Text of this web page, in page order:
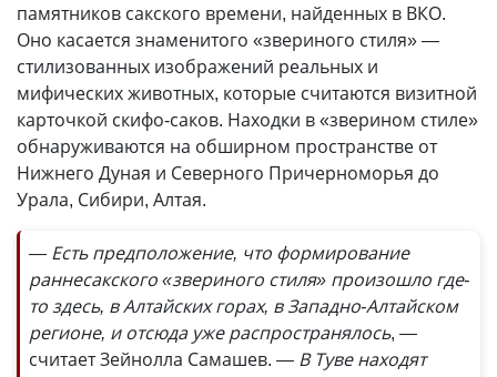
памятников сакского времени, найденных в ВКО.
Оно касается знаменитого «звериного стиля» —
стилизованных изображений реальных и
мифических животных, которые считаются визитной
карточкой скифо-саков. Находки в «зверином стиле»
обнаруживаются на обширном пространстве от
Нижнего Дуная и Северного Причерноморья до
Урала, Сибири, Алтая.
— Есть предположение, что формирование
раннесакского «звериного стиля» произошло где-
то здесь, в Алтайских горах, в Западно-Алтайском
регионе, и отсюда уже распространялось, —
считает Зейнолла Самашев. — В Туве находят